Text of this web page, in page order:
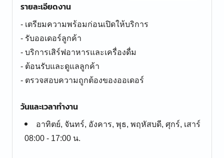
รายละเอียดงาน
- เตรียมความพร้อมก่อนเปิดให้บริการ
- รับออเดอร์ลูกค้า
- บริการเสิร์ฟอาหารและเครื่องดื่ม
- ต้อนรับและดูแลลูกค้า
- ตรวจสอบความถูกต้องของออเดอร์
วันและเวลาทำงาน
อาทิตย์, จันทร์, อังคาร, พุธ, พฤหัสบดี, ศุกร์, เสาร์
08:00 - 17:00 น.